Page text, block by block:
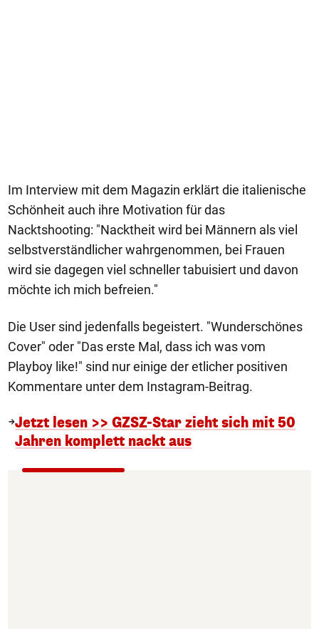
Im Interview mit dem Magazin erklärt die italienische
Schönheit auch ihre Motivation für das
Nacktshooting: "Nacktheit wird bei Männern als viel
selbstverständlicher wahrgenommen, bei Frauen
wird sie dagegen viel schneller tabuisiert und davon
möchte ich mich befreien."
Die User sind jedenfalls begeistert. "Wunderschönes
Cover" oder "Das erste Mal, dass ich was vom
Playboy like!" sind nur einige der etlicher positiven
Kommentare unter dem Instagram-Beitrag.
Jetzt lesen >> GZSZ-Star zieht sich mit 50
Jahren komplett nackt aus